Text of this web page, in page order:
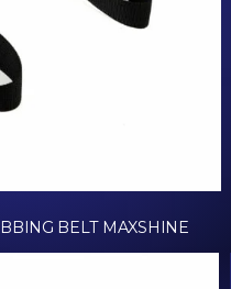
BELT MAXSHINE